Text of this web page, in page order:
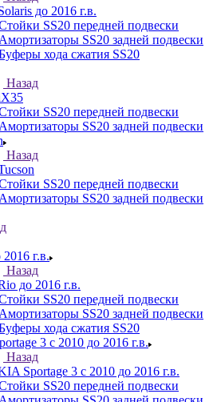
до 2016 г.в.
SS20 передней подвески
Амортизаторы SS20 задней подвески
хода сжатия SS20
Назад
SS20 передней подвески
Амортизаторы SS20 задней подвески
Назад
SS20 передней подвески
Амортизаторы SS20 задней подвески
г.в.
Назад
до 2016 г.в.
SS20 передней подвески
Амортизаторы SS20 задней подвески
хода сжатия SS20
3 с 2010 до 2016 г.в.
Назад
Sportage 3 с 2010 до 2016 г.в.
SS20 передней подвески